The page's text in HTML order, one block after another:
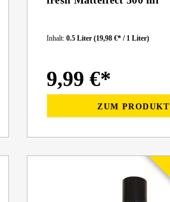
Inhalt: 0.5 Liter (19,98 €* / 1 Liter)
9,99 €*
ZUM PRODUKT